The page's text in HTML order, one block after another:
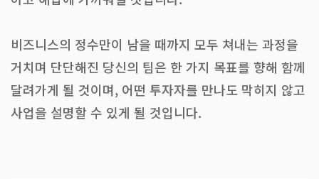
비즈니스의 정수만이 남을 때까지 모두 쳐내는 과정을
거치며 단단해진 당신의 팀은 한 가지 목표를 향해 함께
달려가게 될 것이며, 어떤 투자자를 만나도 막히지 않고
사업을 설명할 수 있게 될 것입니다.